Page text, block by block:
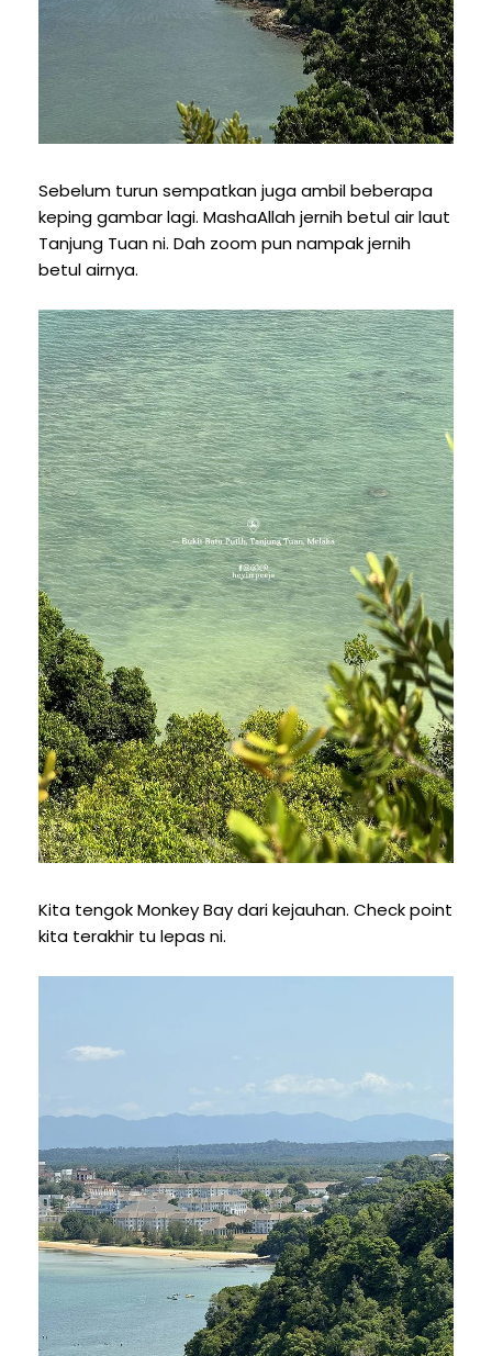
Sebelum turun sempatkan juga ambil beberapa
keping gambar lagi. MashaAllah jernih betul air laut
Tanjung Tuan ni. Dah zoom pun nampak jernih
betul airnya.
Kita tengok Monkey Bay dari kejauhan. Check point
kita terakhir tu lepas ni.